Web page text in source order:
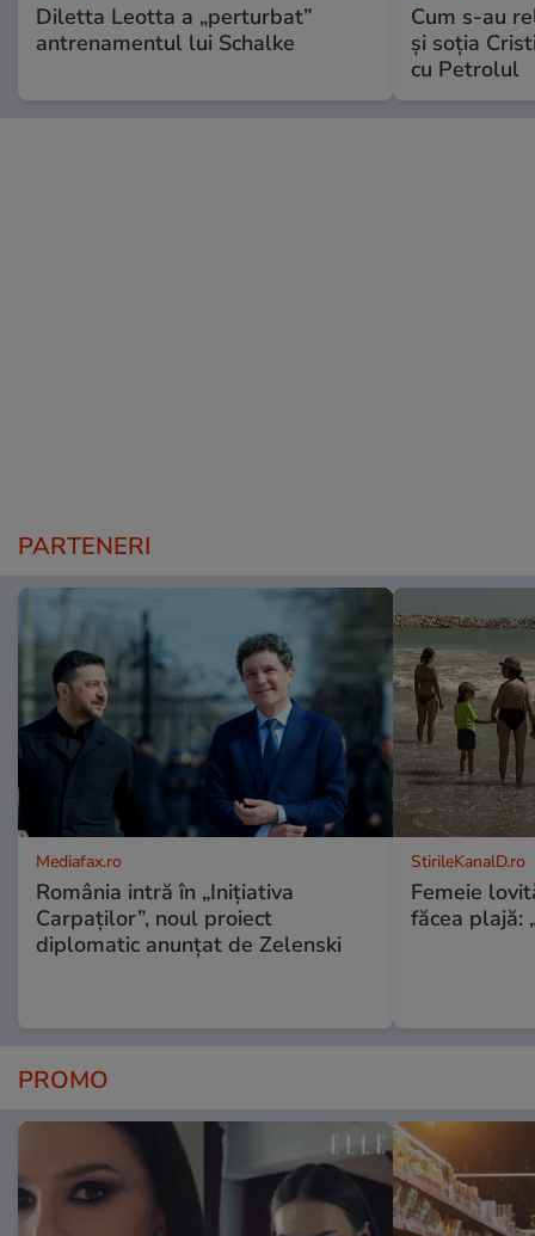
Diletta Leotta a „perturbat”
antrenamentul lui Schalke
Cum s-au
și soția
cu Petrolul
PARTENERI
Mediafax.ro
România intră în „Inițiativa
Carpaților”, noul proiect
diplomatic anunțat de Zelenski
StirileKanalD.ro
Femeie
făcea plajă:
PROMO